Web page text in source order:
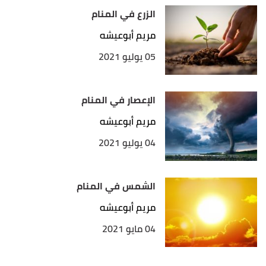
الزرع في المنام
مريم أبوعيشه
05 يوليو 2021
الإعصار في المنام
مريم أبوعيشه
04 يوليو 2021
الشمس في المنام
مريم أبوعيشه
04 مايو 2021